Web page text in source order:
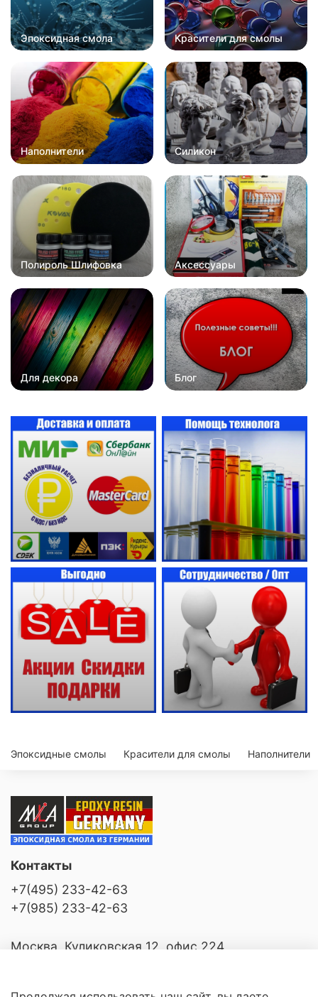
Эпоксидная смола Красители для смолы
Наполнители Силикон
Полироль Шлифовка Аксессуары
Для декора Блог
Эпоксидные смолы Красители для смолы Наполнители
Контакты
+7(495) 233-42-63
+7(985) 233-42-63
Москва, Куликовская 12, офис 224